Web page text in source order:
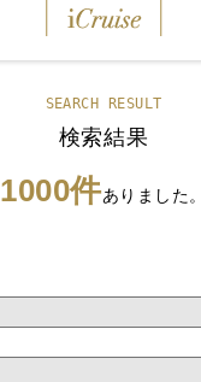
SEARCH RESULT
検索結果
1000件ありました。